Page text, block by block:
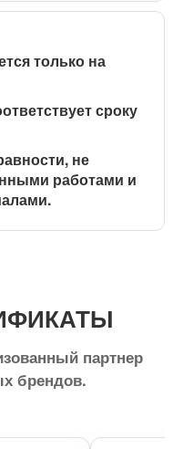
только на
сроку
не
работами и
партнер
брендов.